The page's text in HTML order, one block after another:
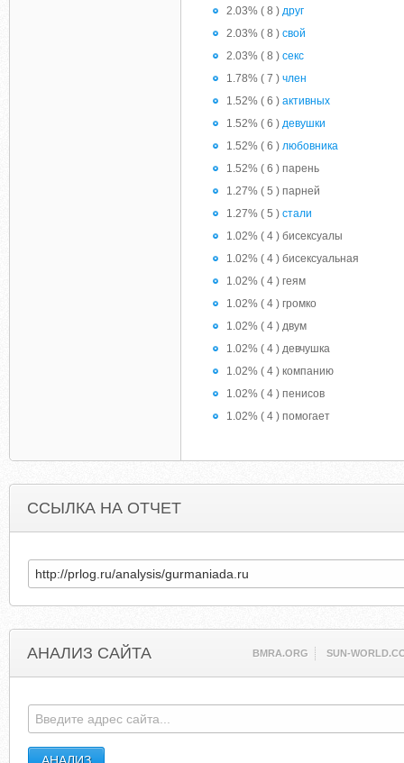
2.03% ( 8 ) друг
2.03% ( 8 ) свой
2.03% ( 8 ) секс
1.78% ( 7 ) член
1.52% ( 6 ) активных
1.52% ( 6 ) девушки
1.52% ( 6 ) любовника
1.52% ( 6 ) парень
1.27% ( 5 ) парней
1.27% ( 5 ) стали
1.02% ( 4 ) бисексуалы
1.02% ( 4 ) бисексуальная
1.02% ( 4 ) геям
1.02% ( 4 ) громко
1.02% ( 4 ) двум
1.02% ( 4 ) девчушка
1.02% ( 4 ) компанию
1.02% ( 4 ) пенисов
1.02% ( 4 ) помогает
ССЫЛКА НА ОТЧЕТ
АНАЛИЗ САЙТА BMRA.ORG SUN-